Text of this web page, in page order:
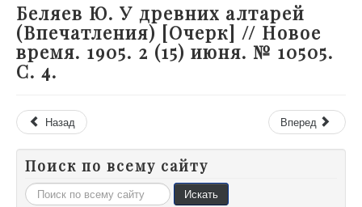
Беляев Ю. У древних алтарей
(Впечатления) [Очерк] // Новое
время. 1905. 2 (15) июня. № 10505.
С. 4.
Назад Вперед
Поиск по всему сайту
Искать... Искать